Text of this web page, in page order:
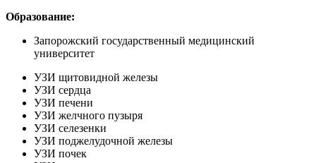
Образование:
Запорожский государственный медицинский
университет
УЗИ щитовидной железы
УЗИ сердца
УЗИ печени
УЗИ желчного пузыря
УЗИ селезенки
УЗИ поджелудочной железы
УЗИ почек